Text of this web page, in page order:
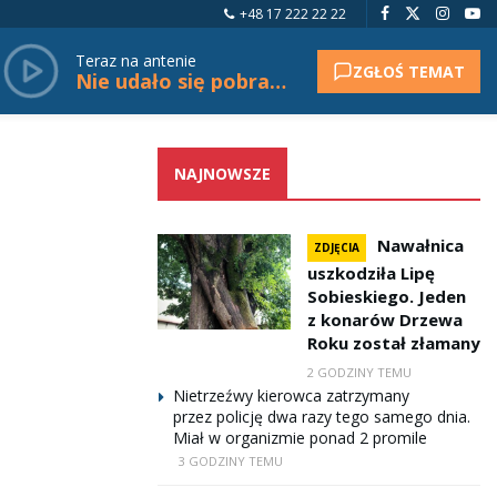
+48 17 222 22 22
Teraz na antenie
Nie udało się pobrać tytułu. ZGŁOŚ TEMAT
NAJNOWSZE
ZDJĘCIA
Nawałnica
uszkodziła Lipę
Sobieskiego. Jeden
z konarów Drzewa
Roku został złamany
2 GODZINY TEMU
Nietrzeźwy kierowca zatrzymany
przez policję dwa razy tego samego dnia.
Miał w organizmie ponad 2 promile
3 GODZINY TEMU